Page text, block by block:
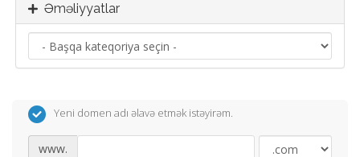
Əməliyyatlar
Yeni domen adı əlavə etmək istəyirəm.
www.